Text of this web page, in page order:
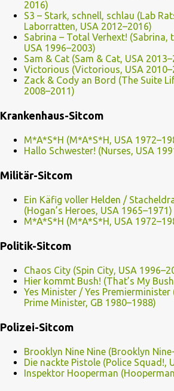
2016)
S3 – Stark, schnell, schlau (Lab
Laborratten, USA 2012–2016)
Sabrina – Total Verhext! (Sabrina,
USA 1996–2003)
Sam & Cat (Sam & Cat, USA
Victorious (Victorious, USA
Zack & Cody an Bord (The Suite
2008–2011)
Krankenhaus-Sitcom
M*A*S*H (M*A*S*H, USA
Hallo Schwester! (Nurses, USA
Militär-Sitcom
Ein Käfig voller Helden /
(Hogan’s Heroes, USA 1965–1971)
M*A*S*H (M*A*S*H, USA
Politik-Sitcom
Chaos City (Spin City, USA
Hier kommt Bush! (That’s My
Yes Minister / Yes Premierminister
Prime Minister, GB 1980–1988)
Polizei-Sitcom
Brooklyn Nine Nine (Brooklyn
Die nackte Pistole (Police Squad!,
Inspektor Hooperman